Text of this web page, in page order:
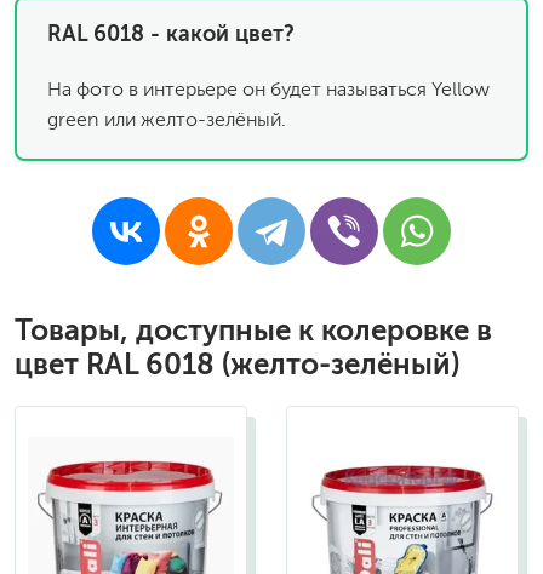
RAL 6018 - какой цвет?
На фото в интерьере он будет называться Yellow
green или желто-зелёный.
Товары, доступные к колеровке в
цвет RAL 6018 (желто-зелёный)